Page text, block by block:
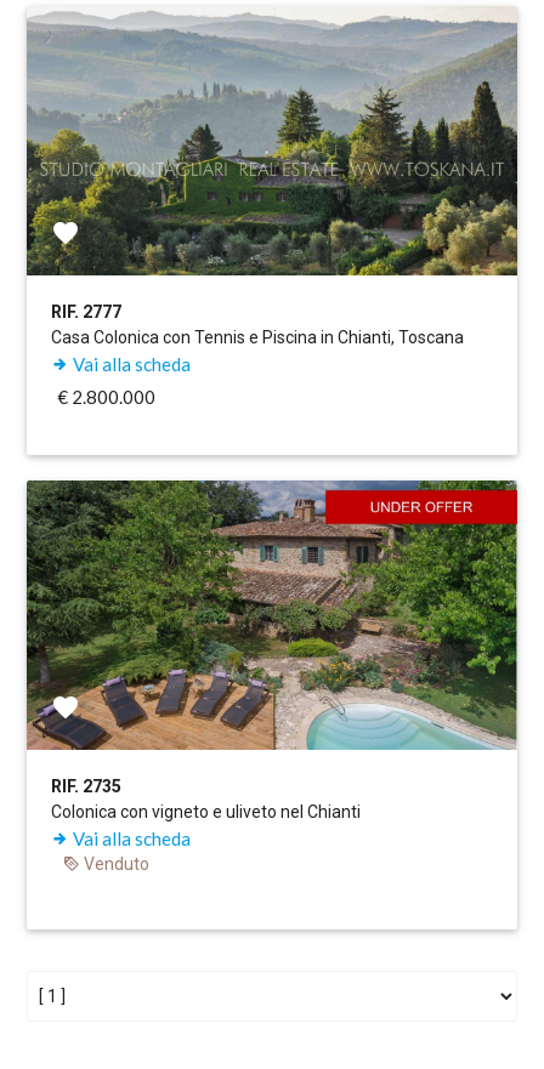
RIF. 2777
Casa Colonica con Tennis e Piscina in Chianti, Toscana
Vai alla scheda
€ 2.800.000
RIF. 2735
Colonica con vigneto e uliveto nel Chianti
Vai alla scheda
Venduto